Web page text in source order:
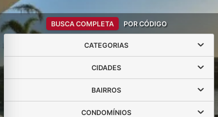
BUSCA COMPLETA POR CÓDIGO
CATEGORIAS
CIDADES
BAIRROS
CONDOMÍNIOS